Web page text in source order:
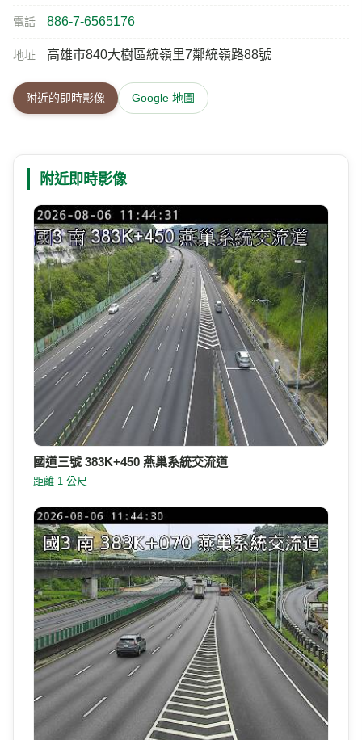
電話 886-7-6565176
地址 高雄市840大樹區統嶺里7鄰統嶺路88號
附近的即時影像 Google 地圖
附近即時影像
國道三號 383K+450 燕巢系統交流道
距離 1 公尺